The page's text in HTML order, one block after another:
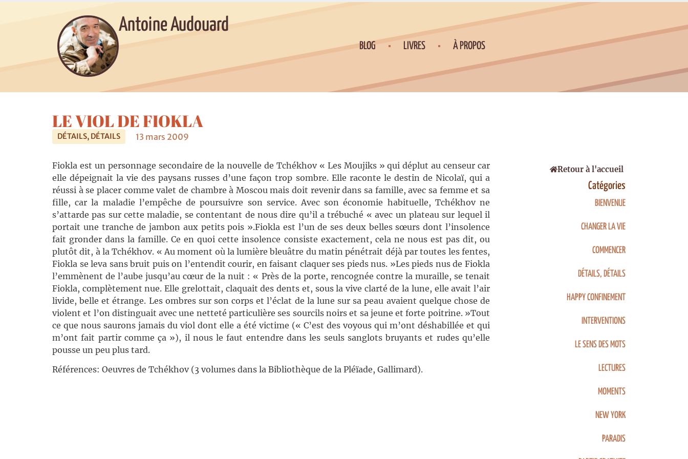
Antoine Audouard
BLOG LIVRES À PROPOS
LE VIOL DE FIOKLA
DÉTAILS, DÉTAILS 13 mars 2009
Fiokla est un personnage secondaire de la nouvelle de Tchékhov « Les Moujiks » qui déplut au censeur car
elle dépeignait la vie des paysans russes d’une façon trop sombre. Elle raconte le destin de Nicolaï, qui a
réussi à se placer comme valet de chambre à Moscou mais doit revenir dans sa famille, avec sa femme et sa
fille, car la maladie l’empêche de poursuivre son service. Avec son économie habituelle, Tchékhov ne
s’attarde pas sur cette maladie, se contentant de nous dire qu’il a trébuché « avec un plateau sur lequel il
portait une tranche de jambon aux petits pois ».Fiokla est l’un de ses deux belles sœurs dont l’insolence
fait gronder dans la famille. Ce en quoi cette insolence consiste exactement, cela ne nous est pas dit, ou
plutôt dit, à la Tchékhov. « Au moment où la lumière bleuâtre du matin pénétrait déjà par toutes les fentes,
Fiokla se leva sans bruit puis on l’entendit courir, en faisant claquer ses pieds nus. »Les pieds nus de Fiokla
l’emmènent de l’aube jusqu’au cœur de la nuit : « Près de la porte, rencognée contre la muraille, se tenait
Fiokla, complètement nue. Elle grelottait, claquait des dents et, sous la vive clarté de la lune, elle avait l’air
livide, belle et étrange. Les ombres sur son corps et l’éclat de la lune sur sa peau avaient quelque chose de
violent et l’on distinguait avec une netteté particulière ses sourcils noirs et sa jeune et forte poitrine. »Tout
ce que nous saurons jamais du viol dont elle a été victime (« C’est des voyous qui m’ont déshabillée et qui
m’ont fait partir comme ça »), il nous le faut entendre dans les seuls sanglots bruyants et rudes qu’elle
pousse un peu plus tard.
Références: Oeuvres de Tchékhov (3 volumes dans la Bibliothèque de la Pléïade, Gallimard).
Retour à l'accueil
Catégories
BIENVENUE
CHANGER LA VIE
COMMENCER
DÉTAILS, DÉTAILS
HAPPY CONFINEMENT
INTERVENTIONS
LE SENS DES MOTS
LECTURES
MOMENTS
NEW YORK
PARADIS